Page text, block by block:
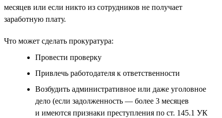
месяцев или если никто из сотрудников не получает
заработную плату.
Что может сделать прокуратура:
Провести проверку
Привлечь работодателя к ответственности
Возбудить административное или даже уголовное
дело (если задолженность — более 3 месяцев
и имеются признаки преступления по ст. 145.1 УК